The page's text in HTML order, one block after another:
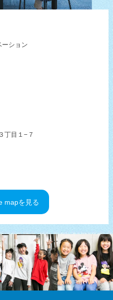
ション
丁目１−７
mapを見る